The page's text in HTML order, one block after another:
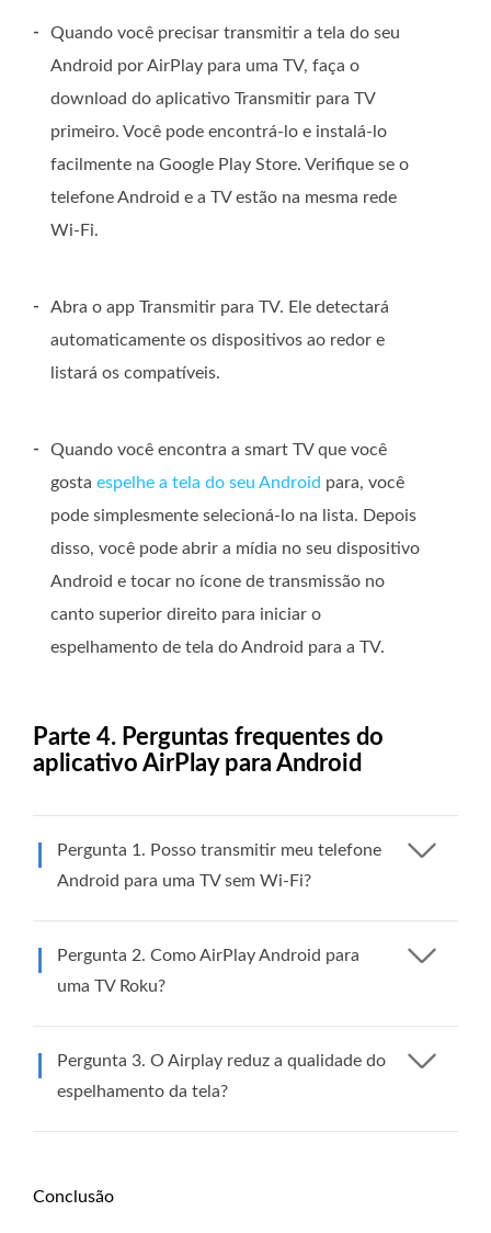
-
Quando você precisar transmitir a tela do seu
Android por AirPlay para uma TV, faça o
download do aplicativo Transmitir para TV
primeiro. Você pode encontrá-lo e instalá-lo
facilmente na Google Play Store. Verifique se o
telefone Android e a TV estão na mesma rede
Wi-Fi.
-
Abra o app Transmitir para TV. Ele detectará
automaticamente os dispositivos ao redor e
listará os compatíveis.
-
Quando você encontra a smart TV que você
gosta espelhe a tela do seu Android para, você
pode simplesmente selecioná-lo na lista. Depois
disso, você pode abrir a mídia no seu dispositivo
Android e tocar no ícone de transmissão no
canto superior direito para iniciar o
espelhamento de tela do Android para a TV.
Parte 4. Perguntas frequentes do
aplicativo AirPlay para Android
Pergunta 1. Posso transmitir meu telefone
Android para uma TV sem Wi-Fi?
Pergunta 2. Como AirPlay Android para
uma TV Roku?
Pergunta 3. O Airplay reduz a qualidade do
espelhamento da tela?
Conclusão